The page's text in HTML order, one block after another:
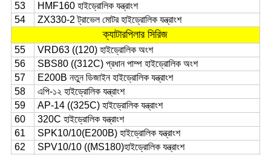
53
HMF160 হাইড্রোলিক যন্ত্রাংশ
54
ZX330-2 ট্রাভেল মোটর হাইড্রোলিক যন্ত্রাংশ
ক্যাটারপিলার সিরিজ
55
VRD63 ((120) হাইড্রোলিক অংশ
56
SBS80 ((312C) প্রধান পাম্প হাইড্রোলিক অংশ
57
E200B নতুন ডিজাইন হাইড্রোলিক যন্ত্রাংশ
58
এপি-১২ হাইড্রোলিক যন্ত্রাংশ
59
AP-14 ((325C) হাইড্রোলিক যন্ত্রাংশ
60
320C হাইড্রোলিক যন্ত্রাংশ
61
SPK10/10(E200B) হাইড্রোলিক যন্ত্রাংশ
62
SPV10/10 ((MS180)হাইড্রোলিক যন্ত্রাংশ